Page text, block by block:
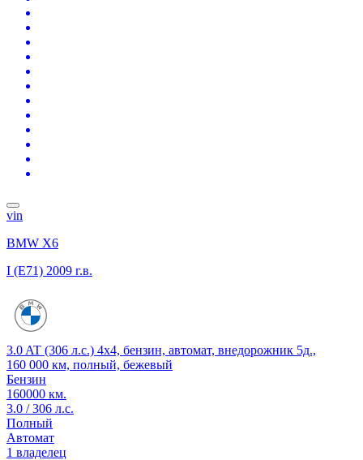
vin
BMW X6
I (E71) 2009 г.в.
3.0 AT (306 л.с.) 4x4, бензин, автомат, внедорожник 5д.,
160 000 км, полный, бежевый
Бензин
160000 км.
3.0 / 306 л.с.
Полный
Автомат
1 владелец